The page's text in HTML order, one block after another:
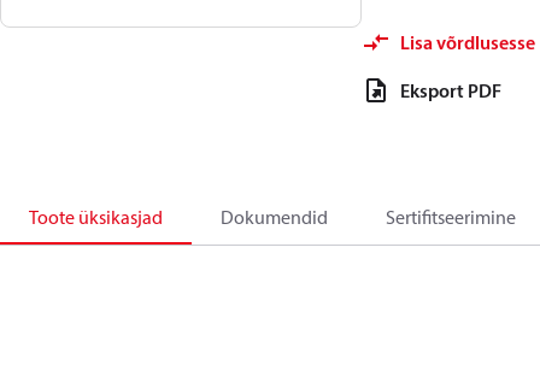
Lisa võrdlusesse
Eksport PDF
Toote üksikasjad Dokumendid Sertifitseerimine